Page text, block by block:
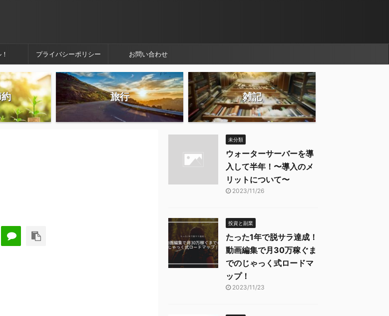
プライバシーポリシー お問い合わせ
旅行 雑記
未分類
ウォーターサーバーを導
入して半年！〜導入のメ
リットについて〜
2023/11/26
投資と副業
たった1年で脱サラ達成！
動画編集で月30万稼ぐま
でのじゃっく式ロードマ
ップ！
2023/11/23